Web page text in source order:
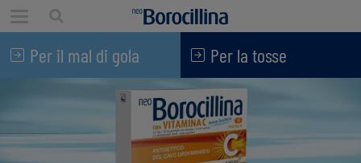
Per il mal di gola Per la tosse
Consigli per star bene
Mal di gola
Tosse
Stati influenzali
Le patologie invernali